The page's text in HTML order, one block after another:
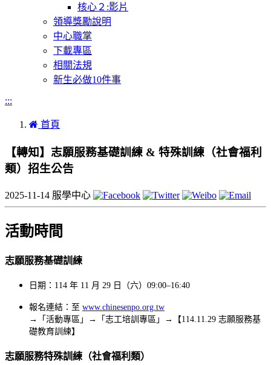
核心２:影片
領導獎勵說明
中心職掌
下載專區
相關法規
新生必做10件事
:::
首頁
【轉知】志願服務基礎訓練 & 特殊訓練（社會福利
類）招生公告
2025-11-14 服學中心
活動時間
志願服務基礎訓練
日期：114 年 11 月 29 日（六）09:00–16:40
報名連結：至 www.chinesenpo.org.tw
→「活動專區」→「志工培訓專區」→【114.11.29 志願服務基
礎教育訓練】
志願服務特殊訓練（社會福利類）